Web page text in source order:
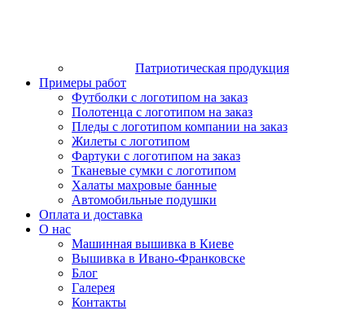
Патриотическая продукция
Примеры работ
Футболки с логотипом на заказ
Полотенца с логотипом на заказ
Пледы с логотипом компании на заказ
Жилеты с логотипом
Фартуки с логотипом на заказ
Тканевые сумки с логотипом
Халаты махровые банные
Автомобильные подушки
Оплата и доставка
О нас
Машинная вышивка в Киеве
Вышивка в Ивано-Франковске
Блог
Галерея
Контакты